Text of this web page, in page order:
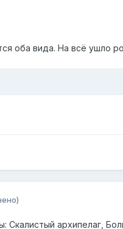
оба вида. На всё ушло
Скалистый архипелаг,